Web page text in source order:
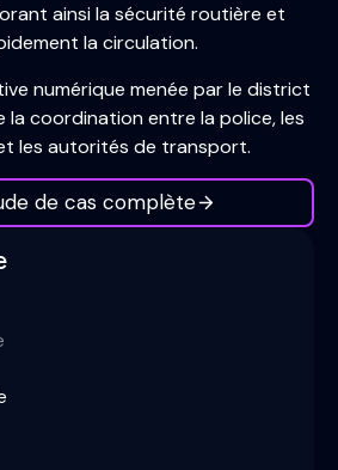
ainsi la sécurité routière et
la circulation.
numérique menée par le district
la coordination entre la police, les
les autorités de transport.
de cas complète